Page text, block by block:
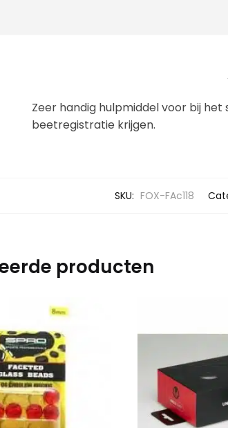
Zeer handig hulpmiddel voor bij
beetregistratie krijgen.
SKU: FOX-FAc118
producten